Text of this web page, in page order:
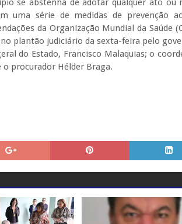
se abstenha de adotar qualquer ato ou
uma série de medidas de prevenção
da Organização Mundial da Saúde
plantão judiciário da sexta-feira pelo
do Estado, Francisco Malaquias; o
o procurador Hélder Braga.